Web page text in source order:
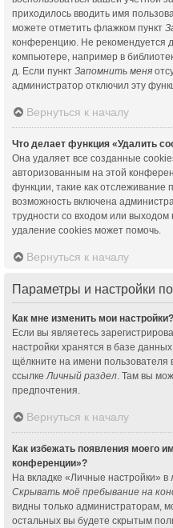
приходилось вводить имя
можете отметить флажком пункт
конференцию. Не рекомендуется
компьютере, например в
д. Если пункт Запомнить меня
администратор отключил эту
Вернуться к началу
Что делает функция «Удалить
Она удаляет все созданные
авторизованным на этой
функции, такие как
возможность включена
трудности со входом или
удаление cookies может помочь.
Вернуться к началу
Параметры и настройки
Как мне изменить мои настройки?
Если вы являетесь
настройки хранятся в базе
щёлкните на имени пользователя
ссылкеЛичный раздел. Там вы
предпочтения.
Вернуться к началу
Как избежать появления моего
конференции»?
На вкладке «Личные настройки»
Скрывать моё пребывание на
видны только администраторам,
остальных вы будете скрытым